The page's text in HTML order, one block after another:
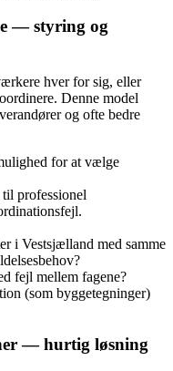
— styring og
hver for sig, eller
Denne model
og ofte bedre
for at vælge
professionel
i Vestsjælland med samme
fejl mellem fagene?
(som byggetegninger)
— hurtig løsning